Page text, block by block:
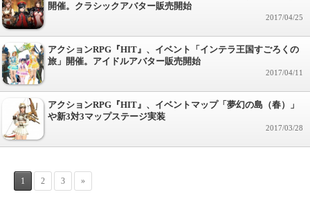
開催。クラシックアバター販売開始
2017/04/25
アクションRPG『HIT』、イベント「インテラ王国すごろくの
旅」開催。アイドルアバター販売開始
2017/04/11
アクションRPG『HIT』、イベントマップ「夢幻の島（春）」
や新3対3マップステージ実装
2017/03/28
1 2 3 »